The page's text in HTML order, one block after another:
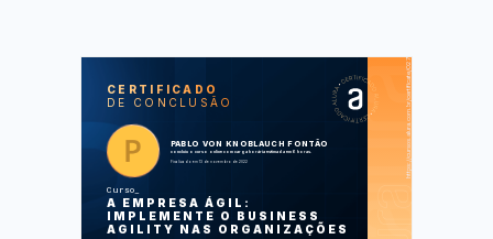
CERTIFICADO
DE CONCLUSÃO
PABLO VON KNOBLAUCH FONTÃO
concluiu o curso online com carga horária estimada em 6 horas.
Finalizado em 13 de novembro de 2022
Curso
A EMPRESA ÁGIL:
IMPLEMENTE O BUSINESS
AGILITY NAS ORGANIZAÇÕES
https://cursos.alura.com.br/certificate/027ef081-42e9-48cd-a26b-eff78d60c8a2
LAS
Business Agility
Identificando Complexidade
O Raio-X da Empresa
Foco na Geração de Valor